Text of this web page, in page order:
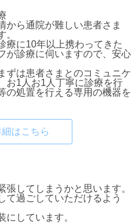
から通院が難しい患者さま
。
療に10年以上携わってきた
が診療に伺いますので、安心
ずは患者さまとのコミュニケ
お1人お1人丁寧に診療を行
の処置を行える専用の機器を
はこちら
してしまうかと思います。
て過ごしていただけるよう
にしています。